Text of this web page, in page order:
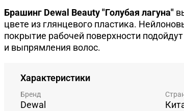
Брашинг Dewal Beauty "Голубая лагуна"
цвете из глянцевого пластика.
покрытие рабочей поверхности
и выпрямления волос.
Характеристики
Бренд
Dewal